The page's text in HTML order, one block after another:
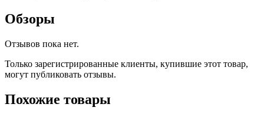
Обзоры
Отзывов пока нет.
Только зарегистрированные клиенты, купившие этот товар,
могут публиковать отзывы.
Похожие товары